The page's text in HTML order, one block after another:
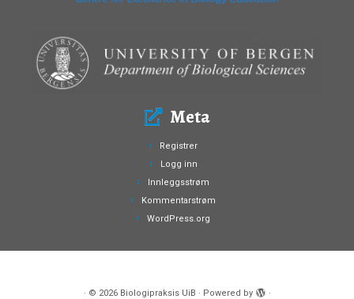
Meta
Registrer
Logg inn
Innleggsstrøm
Kommentarstrøm
WordPress.org
· © 2026 Biologipraksis UiB · Powered by ·